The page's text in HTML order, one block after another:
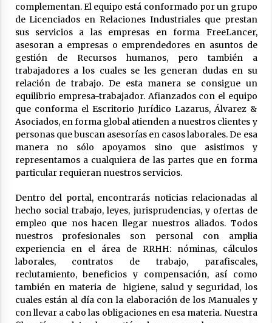
complementan. El equipo está conformado por un grupo
de Licenciados en Relaciones Industriales que prestan
sus servicios a las empresas en forma FreeLancer,
asesoran a empresas o emprendedores en asuntos de
gestión de Recursos humanos, pero también a
trabajadores a los cuales se les generan dudas en su
relación de trabajo. De esta manera se consigue un
equilibrio empresa-trabajador. Afianzados con el equipo
que conforma el Escritorio Jurídico Lazarus, Álvarez &
Asociados, en forma global atienden a nuestros clientes y
personas que buscan asesorías en casos laborales. De esa
manera no sólo apoyamos sino que asistimos y
representamos a cualquiera de las partes que en forma
particular requieran nuestros servicios.
Dentro del portal, encontrarás noticias relacionadas al
hecho social trabajo, leyes, jurisprudencias, y ofertas de
empleo que nos hacen llegar nuestros aliados. Todos
nuestros profesionales son personal con amplia
experiencia en el área de RRHH: nóminas, cálculos
laborales, contratos de trabajo, parafiscales,
reclutamiento, beneficios y compensación, así como
también en materia de higiene, salud y seguridad, los
cuales están al día con la elaboración de los Manuales y
con llevar a cabo las obligaciones en esa materia. Nuestra